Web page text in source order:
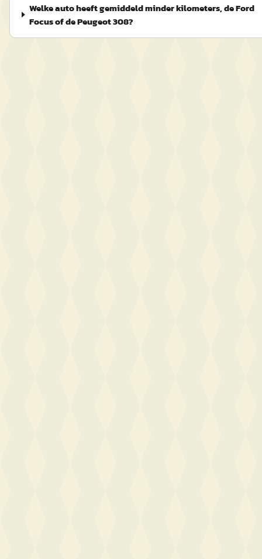
Welke auto heeft gemiddeld minder kilometers, de Ford
Focus of de Peugeot 308?